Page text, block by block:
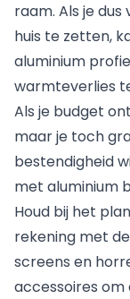
raam. Als je
huis te zetten,
aluminium
warmteverlies
Als je budget
maar je toch
bestendigheid
met aluminium
Houd bij het
rekening met
screens en
accessoires om